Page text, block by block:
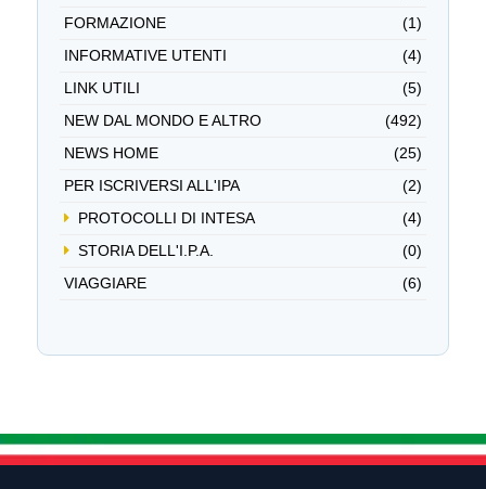
FORMAZIONE
(1)
INFORMATIVE UTENTI
(4)
LINK UTILI
(5)
NEW DAL MONDO E ALTRO
(492)
NEWS HOME
(25)
PER ISCRIVERSI ALL'IPA
(2)
PROTOCOLLI DI INTESA
(4)
STORIA DELL'I.P.A.
(0)
VIAGGIARE
(6)